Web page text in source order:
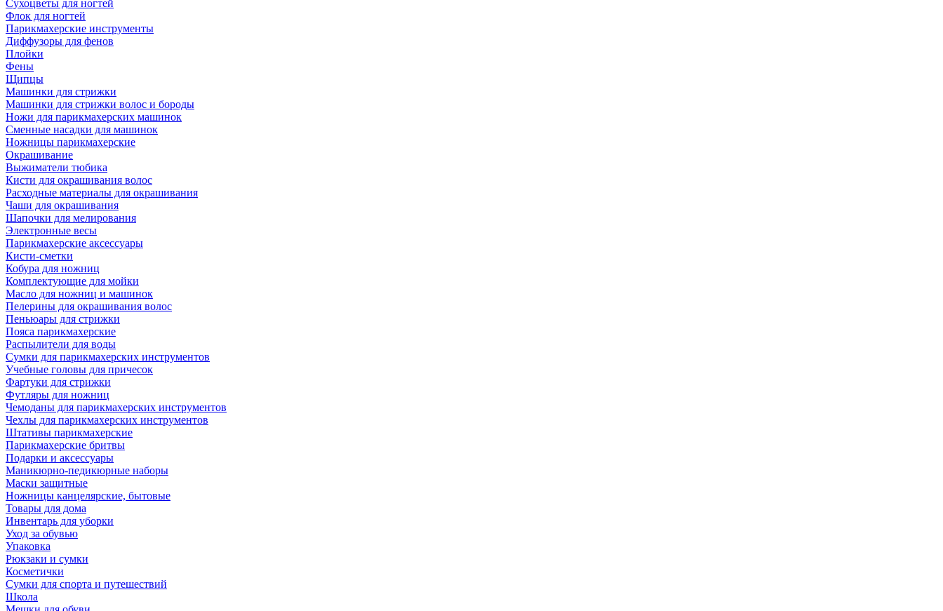
Сухоцветы для ногтей
Флок для ногтей
Парикмахерские инструменты
Диффузоры для фенов
Плойки
Фены
Щипцы
Машинки для стрижки
Машинки для стрижки волос и бороды
Ножи для парикмахерских машинок
Сменные насадки для машинок
Ножницы парикмахерские
Окрашивание
Выжиматели тюбика
Кисти для окрашивания волос
Расходные материалы для окрашивания
Чаши для окрашивания
Шапочки для мелирования
Электронные весы
Парикмахерские аксессуары
Кисти-сметки
Кобура для ножниц
Комплектующие для мойки
Масло для ножниц и машинок
Пелерины для окрашивания волос
Пеньюары для стрижки
Пояса парикмахерские
Распылители для воды
Сумки для парикмахерских инструментов
Учебные головы для причесок
Фартуки для стрижки
Футляры для ножниц
Чемоданы для парикмахерских инструментов
Чехлы для парикмахерских инструментов
Штативы парикмахерские
Парикмахерские бритвы
Подарки и аксессуары
Маникюрно-педикюрные наборы
Маски защитные
Ножницы канцелярские, бытовые
Товары для дома
Инвентарь для уборки
Уход за обувью
Упаковка
Рюкзаки и сумки
Косметички
Сумки для спорта и путешествий
Школа